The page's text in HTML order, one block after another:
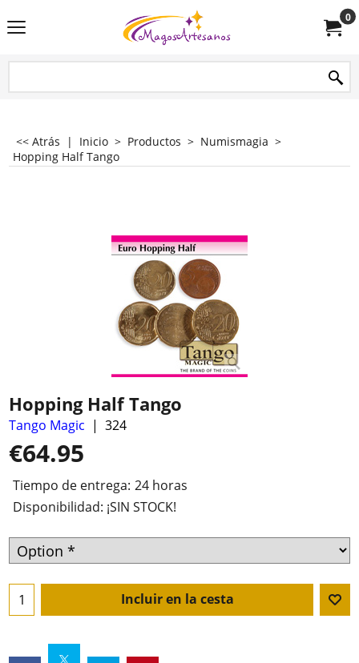
0
<< Atrás | Inicio > Productos > Numismagia >
Hopping Half Tango
Hopping Half Tango
Tango Magic 324
€64.95
Tiempo de entrega: 24 horas
Disponibilidad: ¡SIN STOCK!
Incluir en la cesta